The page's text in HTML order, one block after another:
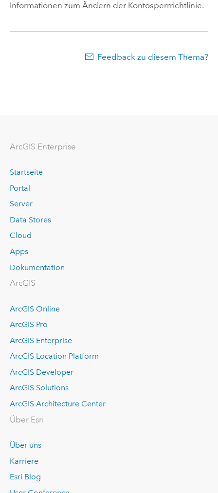
Informationen zum Ändern der Kontosperrrichtlinie.
Feedback zu diesem Thema?
ArcGIS Enterprise
Startseite
Portal
Server
Data Stores
Cloud
Apps
Dokumentation
ArcGIS
ArcGIS Online
ArcGIS Pro
ArcGIS Enterprise
ArcGIS Location Platform
ArcGIS Developer
ArcGIS Solutions
ArcGIS Architecture Center
Über Esri
Über uns
Karriere
Esri Blog